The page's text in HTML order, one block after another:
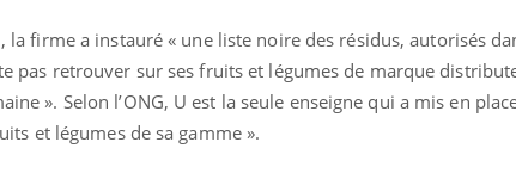
la firme a instauré « une liste noire des résidus, autorisés
pas retrouver sur ses fruits et légumes de marque
». Selon l’ONG, U est la seule enseigne qui a mis en
et légumes de sa gamme ».
des Mains : se
!Youtube
un tout nouveau
Youtube
Diabète & Ramadan 2026Youtube
Le Ramadan approche, et, pour de
nombreuses personnes atteintes de